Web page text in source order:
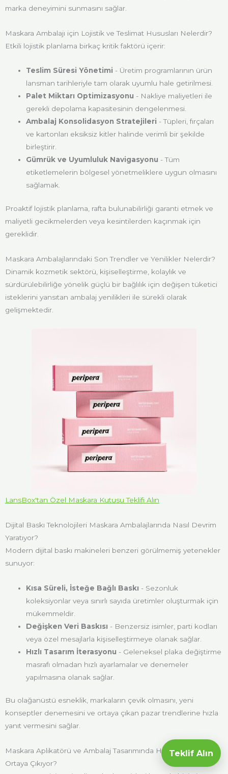
marka deneyimini sunmasını sağlar.
Maskara Ambalajı için Lojistik ve Teslimat Hususları Nelerdir?
Etkili lojistik planlama birkaç kritik faktörü içerir:
Teslim Süresi Yönetimi - Üretim programlarının ürün
lansman tarihleriyle tam olarak uyumlu hale getirilmesi.
Palet Miktarı Optimizasyonu - Nakliye maliyetleri ile
gerekli depolama kapasitesinin dengelenmesi.
Ambalaj Konsolidasyon Stratejileri - Tüpleri, fırçaları
ve kartonları eksiksiz kitler halinde verimli bir şekilde
birleştirir.
Gümrük ve Uyumluluk Navigasyonu - Tüm
etiketlemelerin bölgesel yönetmeliklere uygun olmasını
sağlamak.
Proaktif lojistik planlama, rafta bulunabilirliği garanti etmek ve
maliyetli gecikmelerden veya kesintilerden kaçınmak için
gereklidir.
Maskara Ambalajlarındaki Son Trendler ve Yenilikler Nelerdir?
Dinamik kozmetik sektörü, kişiselleştirme, kolaylık ve
sürdürülebilirliğe yönelik güçlü bir bağlılık için değişen tüketici
isteklerini yansıtan ambalaj yenilikleri ile sürekli olarak
gelişmektedir.
LansBox'tan Özel Maskara Kutusu Teklifi Alın
Dijital Baskı Teknolojileri Maskara Ambalajlarında Nasıl Devrim
Yaratıyor?
Modern dijital baskı makineleri benzeri görülmemiş yetenekler
sunuyor:
Kısa Süreli, İsteğe Bağlı Baskı - Sezonluk
koleksiyonlar veya sınırlı sayıda üretimler oluşturmak için
mükemmeldir.
Değişken Veri Baskısı - Benzersiz isimler, parti kodları
veya özel mesajlarla kişiselleştirmeye olanak sağlar.
Hızlı Tasarım İterasyonu - Geleneksel plaka değiştirme
masrafı olmadan hızlı ayarlamalar ve denemeler
yapılmasına olanak sağlar.
Bu olağanüstü esneklik, markaların çevik olmasını, yeni
konseptler denemesini ve ortaya çıkan pazar trendlerine hızla
yanıt vermesini sağlar.
Maskara Aplikatörü ve Ambalaj Tasarımında Hangi Yenilikler
Ortaya Çıkıyor?
Teklif Alın